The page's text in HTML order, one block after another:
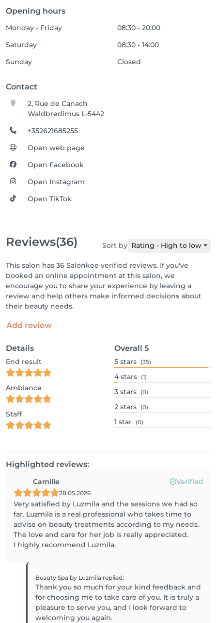
Opening hours
Monday - Friday
08:30 - 20:00
Saturday
08:30 - 14:00
Sunday
Closed
Contact
2, Rue de Canach
Waldbredimus L-5442
+352621685255
Open web page
Open Facebook
Open Instagram
Open TikTok
Reviews(36) Sort by Rating - High to low
This salon has 36 Salonkee verified reviews. If you've
booked an online appointment at this salon, we
encourage you to share your experience by leaving a
review and help others make informed decisions about
their beauty needs.
Add review
Details
End result
Ambiance
Staff
Overall 5
5 stars (35)
4 stars (1)
3 stars (0)
2 stars (0)
1 star (0)
Highlighted reviews:
Camille Verified
28.05.2026
Very satisfied by Luzmila and the sessions we had so
far. Luzmila is a real professional who takes time to
advise on beauty treatments according to my needs.
The love and care for her job is really appreciated.
I highly recommend Luzmila.
Beauty Spa by Luzmila replied:
Thank you so much for your kind feedback and
for choosing me to take care of you. It is truly a
pleasure to serve you, and I look forward to
welcoming you again.